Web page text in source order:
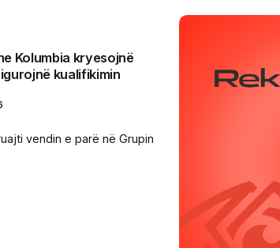
Kolumbia kryesojnë
kualifikimin
vendin e parë në Grupin